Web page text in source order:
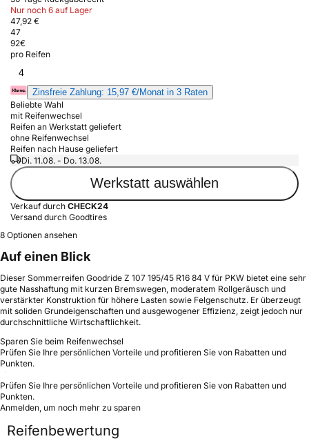
Nur noch 6 auf Lager
47,92 €
47
92€
pro Reifen
4
Zinsfreie Zahlung: 15,97 €/Monat in 3 Raten
Beliebte Wahl
mit Reifenwechsel
Reifen an Werkstatt geliefert
ohne Reifenwechsel
Reifen nach Hause geliefert
Di. 11.08. - Do. 13.08.
Werkstatt auswählen
Verkauf durch CHECK24
Versand durch Goodtires
8 Optionen ansehen
Auf einen Blick
Dieser Sommerreifen Goodride Z 107 195/45 R16 84 V für PKW bietet eine sehr
gute Nasshaftung mit kurzen Bremswegen, moderatem Rollgeräusch und
verstärkter Konstruktion für höhere Lasten sowie Felgenschutz. Er überzeugt
mit soliden Grundeigenschaften und ausgewogener Effizienz, zeigt jedoch nur
durchschnittliche Wirtschaftlichkeit.
Sparen Sie beim Reifenwechsel
Prüfen Sie Ihre persönlichen Vorteile und profitieren Sie von Rabatten und
Punkten.
Prüfen Sie Ihre persönlichen Vorteile und profitieren Sie von Rabatten und
Punkten.
Anmelden, um noch mehr zu sparen
Reifenbewertung